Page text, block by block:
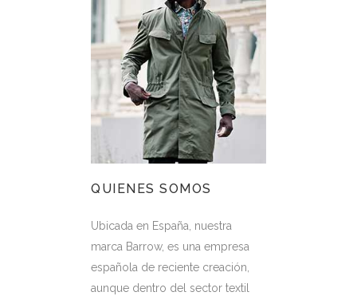
QUIENES SOMOS
Ubicada en España, nuestra
marca Barrow, es una empresa
española de reciente creación,
aunque dentro del sector textil